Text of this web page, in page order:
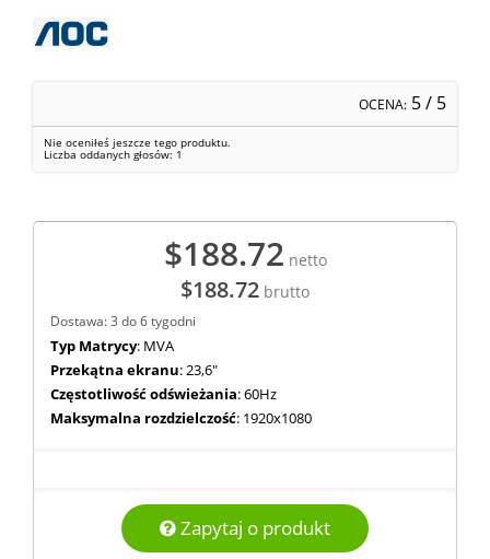
OCENA: 5/ 5
Nie oceniłeś jeszcze tego produktu.
Liczba oddanych głosów: 1
$188.72 netto
$188.72 brutto
Dostawa: 3 do 6 tygodni
Typ Matrycy: MVA
Przekątna ekranu: 23,6"
Częstotliwość odświeżania: 60Hz
Maksymalna rozdzielczość: 1920x1080
Zapytaj o produkt